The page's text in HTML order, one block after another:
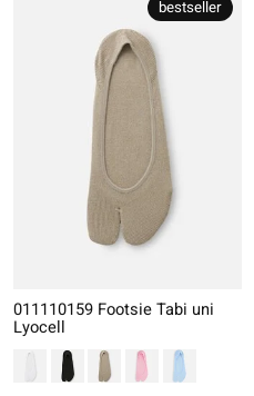
bestseller
011110159 Footsie Tabi uni
Lyocell